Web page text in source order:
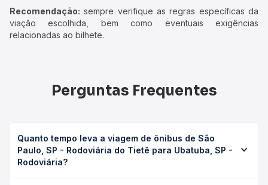
Recomendação: sempre verifique as regras específicas da
viação escolhida, bem como eventuais exigências
relacionadas ao bilhete.
Perguntas Frequentes
Quanto tempo leva a viagem de ônibus de São
Paulo, SP - Rodoviária do Tietê para Ubatuba, SP -
Rodoviária?